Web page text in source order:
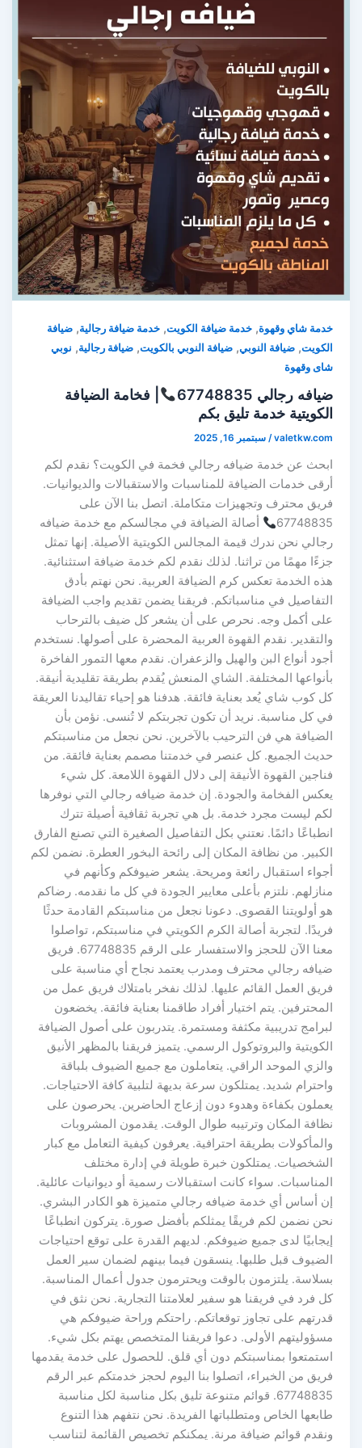
خدمة شاي وقهوة,خدمة ضيافة الكويت,خدمة ضيافة رجالية,ضيافة
الكويت,ضيافة النوبي,ضيافة النوبي بالكويت,ضيافة رجالية,نوبي
شاى وقهوة
ضيافه رجالي 67748835
| فخامة الضيافة
الكويتية خدمة تليق بكم
valetkw.com
/سبتمبر 16, 2025
ابحث عن خدمة ضيافه رجالي فخمة في الكويت؟ نقدم لكم
أرقى خدمات الضيافة للمناسبات والاستقبالات والديوانيات.
فريق محترف وتجهيزات متكاملة. اتصل بنا الآن على
67748835
أصالة الضيافة في مجالسكم مع خدمة ضيافه
رجالي نحن ندرك قيمة المجالس الكويتية الأصيلة. إنها تمثل
جزءًا مهمًا من تراثنا. لذلك نقدم لكم خدمة ضيافة استثنائية.
هذه الخدمة تعكس كرم الضيافة العربية. نحن نهتم بأدق
التفاصيل في مناسباتكم. فريقنا يضمن تقديم واجب الضيافة
على أكمل وجه. نحرص على أن يشعر كل ضيف بالترحاب
والتقدير. نقدم القهوة العربية المحضرة على أصولها. نستخدم
أجود أنواع البن والهيل والزعفران. نقدم معها التمور الفاخرة
بأنواعها المختلفة. الشاي المنعش يُقدم بطريقة تقليدية أنيقة.
كل كوب شاي يُعد بعناية فائقة. هدفنا هو إحياء تقاليدنا العريقة
في كل مناسبة. نريد أن تكون تجربتكم لا تُنسى. نؤمن بأن
الضيافة هي فن الترحيب بالآخرين. نحن نجعل من مناسبتكم
حديث الجميع. كل عنصر في خدمتنا مصمم بعناية فائقة. من
فناجين القهوة الأنيقة إلى دلال القهوة اللامعة. كل شيء
يعكس الفخامة والجودة. إن خدمة ضيافه رجالي التي نوفرها
لكم ليست مجرد خدمة. بل هي تجربة ثقافية أصيلة تترك
انطباعًا دائمًا. نعتني بكل التفاصيل الصغيرة التي تصنع الفارق
الكبير. من نظافة المكان إلى رائحة البخور العطرة. نضمن لكم
أجواء استقبال رائعة ومريحة. يشعر ضيوفكم وكأنهم في
منازلهم. نلتزم بأعلى معايير الجودة في كل ما نقدمه. رضاكم
هو أولويتنا القصوى. دعونا نجعل من مناسبتكم القادمة حدثًا
فريدًا. لتجربة أصالة الكرم الكويتي في مناسبتكم، تواصلوا
معنا الآن للحجز والاستفسار على الرقم 67748835. فريق
ضيافه رجالي محترف ومدرب يعتمد نجاح أي مناسبة على
فريق العمل القائم عليها. لذلك نفخر بامتلاك فريق عمل من
المحترفين. يتم اختيار أفراد طاقمنا بعناية فائقة. يخضعون
لبرامج تدريبية مكثفة ومستمرة. يتدربون على أصول الضيافة
الكويتية والبروتوكول الرسمي. يتميز فريقنا بالمظهر الأنيق
والزي الموحد الراقي. يتعاملون مع جميع الضيوف بلباقة
واحترام شديد. يمتلكون سرعة بديهة لتلبية كافة الاحتياجات.
يعملون بكفاءة وهدوء دون إزعاج الحاضرين. يحرصون على
نظافة المكان وترتيبه طوال الوقت. يقدمون المشروبات
والمأكولات بطريقة احترافية. يعرفون كيفية التعامل مع كبار
الشخصيات. يمتلكون خبرة طويلة في إدارة مختلف
المناسبات. سواء كانت استقبالات رسمية أو ديوانيات عائلية.
إن أساس أي خدمة ضيافه رجالي متميزة هو الكادر البشري.
نحن نضمن لكم فريقًا يمثلكم بأفضل صورة. يتركون انطباعًا
إيجابيًا لدى جميع ضيوفكم. لديهم القدرة على توقع احتياجات
الضيوف قبل طلبها. ينسقون فيما بينهم لضمان سير العمل
بسلاسة. يلتزمون بالوقت ويحترمون جدول أعمال المناسبة.
كل فرد في فريقنا هو سفير لعلامتنا التجارية. نحن نثق في
قدرتهم على تجاوز توقعاتكم. راحتكم وراحة ضيوفكم هي
مسؤوليتهم الأولى. دعوا فريقنا المتخصص يهتم بكل شيء.
استمتعوا بمناسبتكم دون أي قلق. للحصول على خدمة يقدمها
فريق من الخبراء، اتصلوا بنا اليوم لحجز خدمتكم عبر الرقم
67748835. قوائم متنوعة تليق بكل مناسبة لكل مناسبة
طابعها الخاص ومتطلباتها الفريدة. نحن نتفهم هذا التنوع
ونقدم قوائم ضيافة مرنة. يمكنكم تخصيص القائمة لتناسب